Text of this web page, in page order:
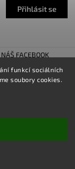
funkcí sociálních
soubory cookies.
Přihlásit se
FACEBOOK